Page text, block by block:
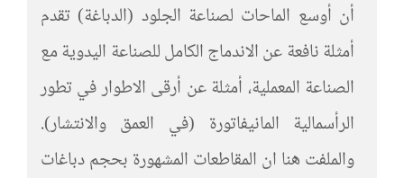
أن أوسع الماحات لصناعة الجلود (الدباغة) تقدم
أمثلة نافعة عن الاندماج الكامل للصناعة اليدوية مع
الصناعة المعملية، أمثلة عن أرقى الاطوار في تطور
الرأسمالية المانيفاتورة (في العمق والانتشار).
والملفت هنا ان المقاطعات المشهورة بحجم دباغات